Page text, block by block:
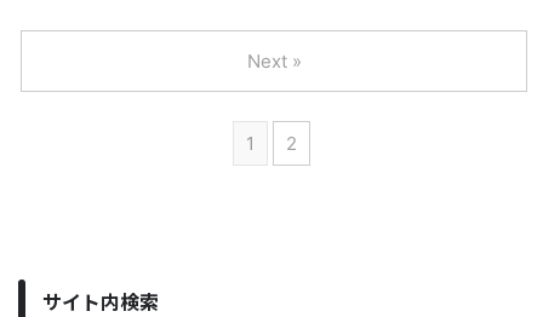
1 2
Next »
サイト内検索